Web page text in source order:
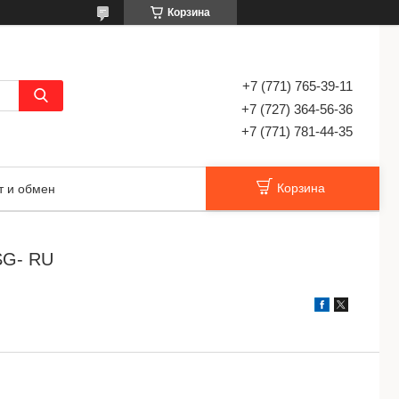
Корзина
+7 (771) 765-39-11
+7 (727) 364-56-36
+7 (771) 781-44-35
и обмен Корзина
RU